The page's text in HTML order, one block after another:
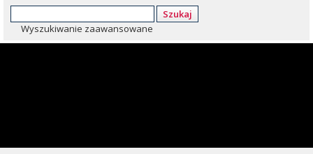
Szukaj
Wyszukiwanie zaawansowane